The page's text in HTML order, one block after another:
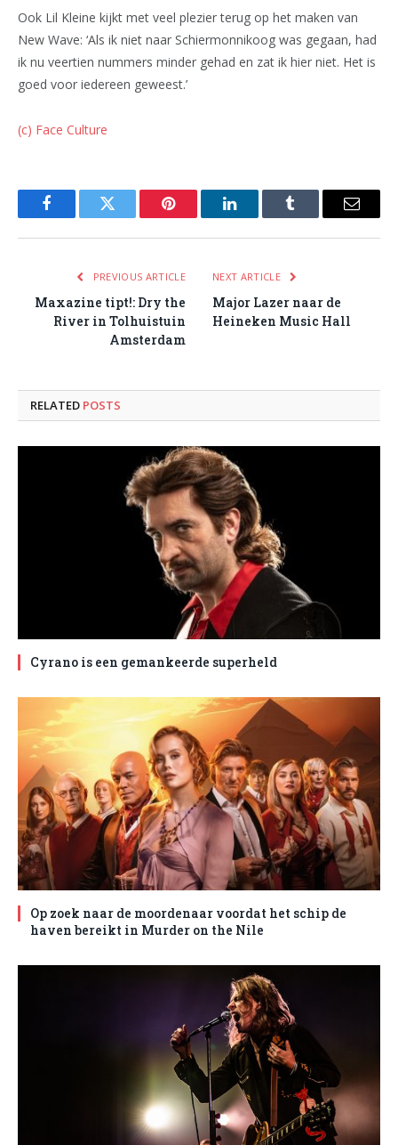
Ook Lil Kleine kijkt met veel plezier terug op het maken van
New Wave: ‘Als ik niet naar Schiermonnikoog was gegaan, had
ik nu veertien nummers minder gehad en zat ik hier niet. Het is
goed voor iedereen geweest.’
(c) Face Culture
FacebookTwitter Pinterest LinkedInTumblr Email
PREVIOUS ARTICLE
Maxazine tipt!: Dry the
River in Tolhuistuin
Amsterdam
NEXT ARTICLE
Major Lazer naar de
Heineken Music Hall
RELATED POSTS
Cyrano is een gemankeerde superheld
Op zoek naar de moordenaar voordat het schip de
haven bereikt in Murder on the Nile